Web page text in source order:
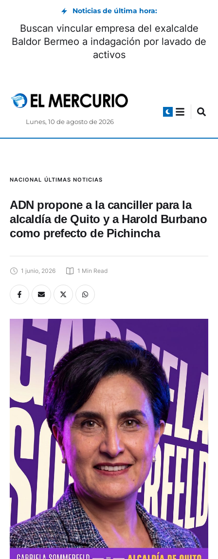
Noticias de última hora:
Buscan vincular empresa del exalcalde
Baldor Bermeo a indagación por lavado de
activos
Lunes, 10 de agosto de 2026
NACIONAL ÚLTIMAS NOTICIAS
ADN propone a la canciller para la
alcaldía de Quito y a Harold Burbano
como prefecto de Pichincha
1 junio, 2026 1 Min Read